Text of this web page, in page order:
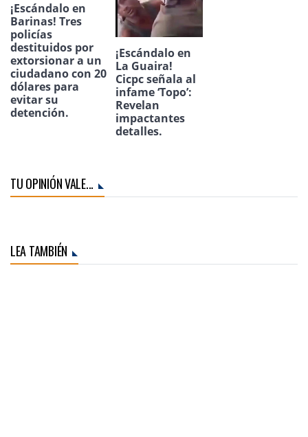
¡Escándalo en
Barinas! Tres
policías
destituidos por
extorsionar a un
ciudadano con 20
dólares para
evitar su
detención.
¡Escándalo en
La Guaira!
Cicpc señala al
infame ‘Topo’:
Revelan
impactantes
detalles.
TU OPINIÓN VALE...
LEA TAMBIÉN